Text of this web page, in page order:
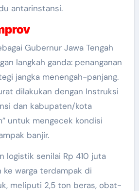
antarinstansi.
Gubernur Jawa Tengah
langkah ganda: penanganan
jangka menengah-panjang.
dilakukan dengan Instruksi
dan kabupaten/kota
untuk mengecek kondisi
banjir.
logistik senilai Rp 410 juta
ke warga terdampak di
meliputi 2,5 ton beras, obat-